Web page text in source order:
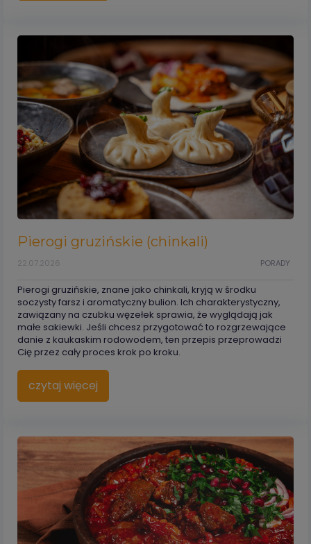
Pierogi gruzińskie (chinkali)
PORADY
22.07.2026
Pierogi gruzińskie, znane jako chinkali, kryją w środku
soczysty farsz i aromatyczny bulion. Ich charakterystyczny,
zawiązany na czubku węzełek sprawia, że wyglądają jak
małe sakiewki. Jeśli chcesz przygotować to rozgrzewające
danie z kaukaskim rodowodem, ten przepis przeprowadzi
Cię przez cały proces krok po kroku.
czytaj więcej